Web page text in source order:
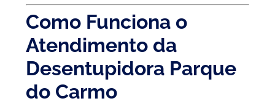
Como Funciona o
Atendimento da
Desentupidora Parque
do Carmo